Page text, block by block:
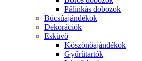
Pálinkás dobozok
Búcsúajándékok
Dekorációk
Esküvő
Köszönőajándékok
Gyűrűtartók